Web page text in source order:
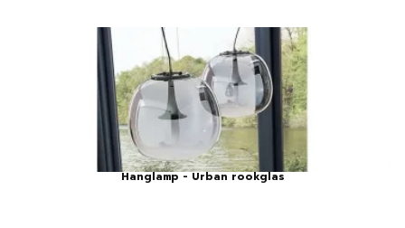
Hanglamp - Urban rookglas